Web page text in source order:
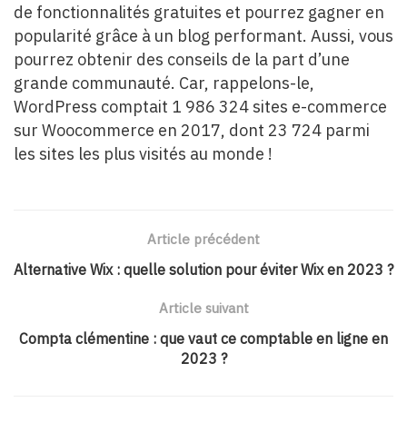
de fonctionnalités gratuites et pourrez gagner en
popularité grâce à un blog performant. Aussi, vous
pourrez obtenir des conseils de la part d’une
grande communauté. Car, rappelons-le,
WordPress comptait 1 986 324 sites e-commerce
sur Woocommerce en 2017, dont 23 724 parmi
les sites les plus visités au monde !
Article précédent
Alternative Wix : quelle solution pour éviter Wix en 2023 ?
Article suivant
Compta clémentine : que vaut ce comptable en ligne en
2023 ?